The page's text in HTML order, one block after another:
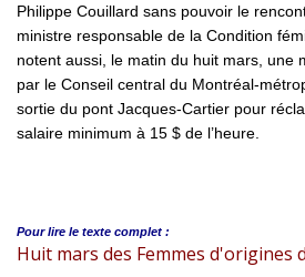
Philippe Couillard sans pouvoir le
ministre responsable de la Condition
notent aussi, le matin du huit mars, une
par le Conseil central du Montréal-
sortie du pont Jacques-Cartier pour
salaire minimum à 15 $ de l’heure.
Pour lire le texte complet :
Huit mars des Femmes d'origines